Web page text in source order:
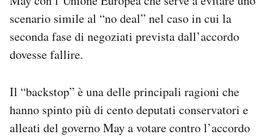
scenario simile al “no deal” nel caso in cui la
seconda fase di negoziati prevista dall’accordo
dovesse fallire.
Il “backstop” è una delle principali ragioni che
hanno spinto più di cento deputati conservatori e
alleati del governo May a votare contro l’accordo